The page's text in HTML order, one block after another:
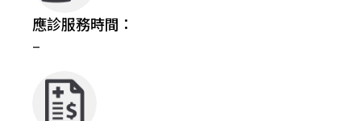
應診服務時間：
–